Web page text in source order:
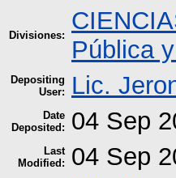
Divisiones:
Pública
Depositing
User:
Lic.
Date
Deposited:
04 Sep
Last
Modified:
04 Sep